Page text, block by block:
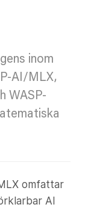
inom
AI/MLX,
WASP-
omfattar
AI